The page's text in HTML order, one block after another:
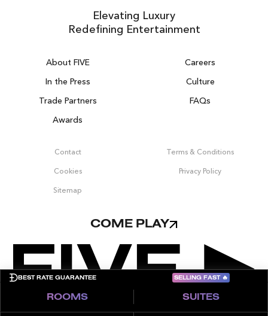
About FIVE
Careers
In the Press
Culture
Trade Partners
FAQs
Awards
Contact Terms & Conditions
Cookies Privacy Policy
Sitemap
Elevating Luxury
Redefining Entertainment
COME PLAY
BEST RATE GUARANTEE SELLING FAST🔥
ROOMS SUITES